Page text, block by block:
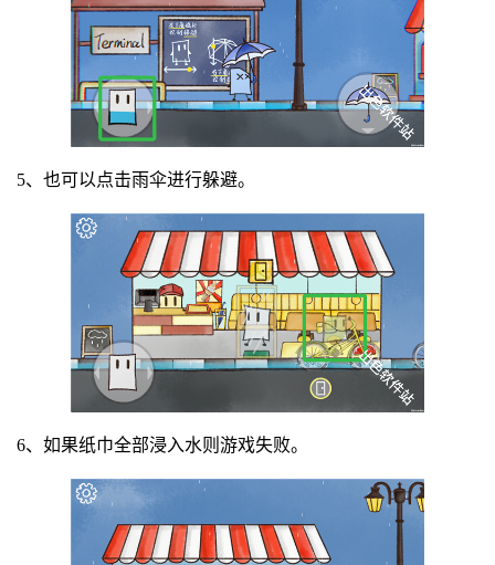
5、也可以点击雨伞进行躲避。
6、如果‍纸巾全部浸入水则游戏失败。